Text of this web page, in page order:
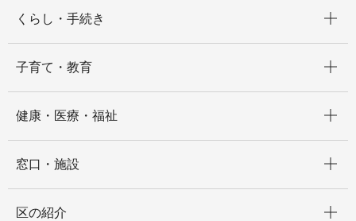
くらし・手続き
子育て・教育
健康・医療・福祉
窓口・施設
区の紹介